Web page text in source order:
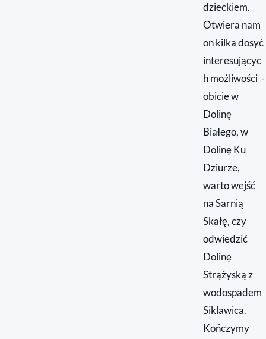
dzieckiem.
Otwiera nam
on kilka dosyć
interesującyc
h możliwości -
obicie w
Dolinę
Białego, w
Dolinę Ku
Dziurze,
warto wejść
na Sarnią
Skałę, czy
odwiedzić
Dolinę
Strążyską z
wodospadem
Siklawica.
Kończymy